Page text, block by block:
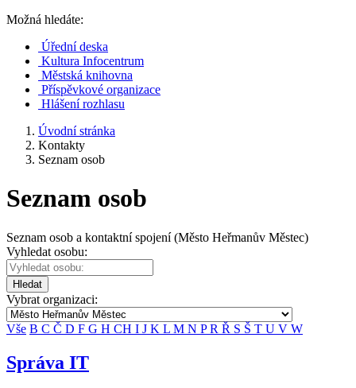
Možná hledáte:
Úřední deska
Kultura Infocentrum
Městská knihovna
Příspěvkové organizace
Hlášení rozhlasu
Úvodní stránka
Kontakty
Seznam osob
Seznam osob
Seznam osob a kontaktní spojení (Město Heřmanův Městec)
Vyhledat osobu:
Hledat
Vybrat organizaci:
Vše B C Č D F G H CH I J K L M N PR Ř S Š T U V W
Správa IT